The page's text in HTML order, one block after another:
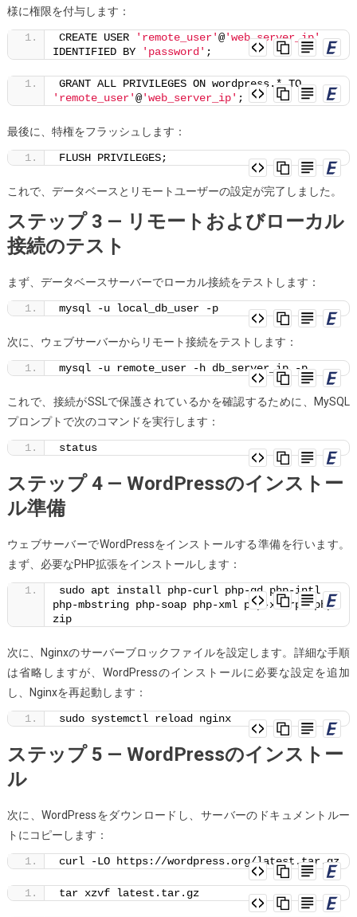
様に権限を付与します：
CREATE USER 'remote_user'@'web_server_ip'
IDENTIFIED BY
'password' ;
GRANT ALL PRIVILEGES ON wordpress.* TO
'remote_user'@'web_server_ip' ;
最後に、特権をフラッシュします：
FLUSH PRIVILEGES;
これで、データベースとリモートユーザーの設定が完了しました。
ステップ 3 — リモートおよびローカル
接続のテスト
まず、データベースサーバーでローカル接続をテストします：
mysql -u local_db_user -p
次に、ウェブサーバーからリモート接続をテストします：
mysql -u remote_user -h db_server_ip -p
これで、接続がSSLで保護されているかを確認するために、MySQL
プロンプトで次のコマンドを実行します：
status
ステップ 4 — WordPressのインストー
ル準備
ウェブサーバーでWordPressをインストールする準備を行います。
まず、必要なPHP拡張をインストールします：
sudo apt install php-curl php-gd php-intl
php-mbstring php-soap php-xml php-xmlrpc php-
zip
次に、Nginxのサーバーブロックファイルを設定します。詳細な手順
は省略しますが、WordPressのインストールに必要な設定を追加
し、Nginxを再起動します：
sudo systemctl reload nginx
ステップ 5 — WordPressのインストー
ル
次に、WordPressをダウンロードし、サーバーのドキュメントルー
トにコピーします：
curl -LO https://wordpress.org/latest.tar.gz
tar xzvf latest.tar.gz